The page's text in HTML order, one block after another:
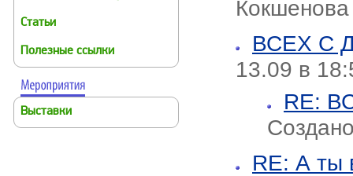
Статьи
Полезные ссылки
Выставки
Кокшенова
ВСЕХ С
13.09 в
RE:
RE: А ты